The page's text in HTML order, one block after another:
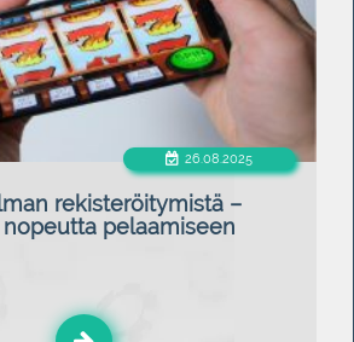
26.08.2025
rekisteröitymistä –
pelaamiseen